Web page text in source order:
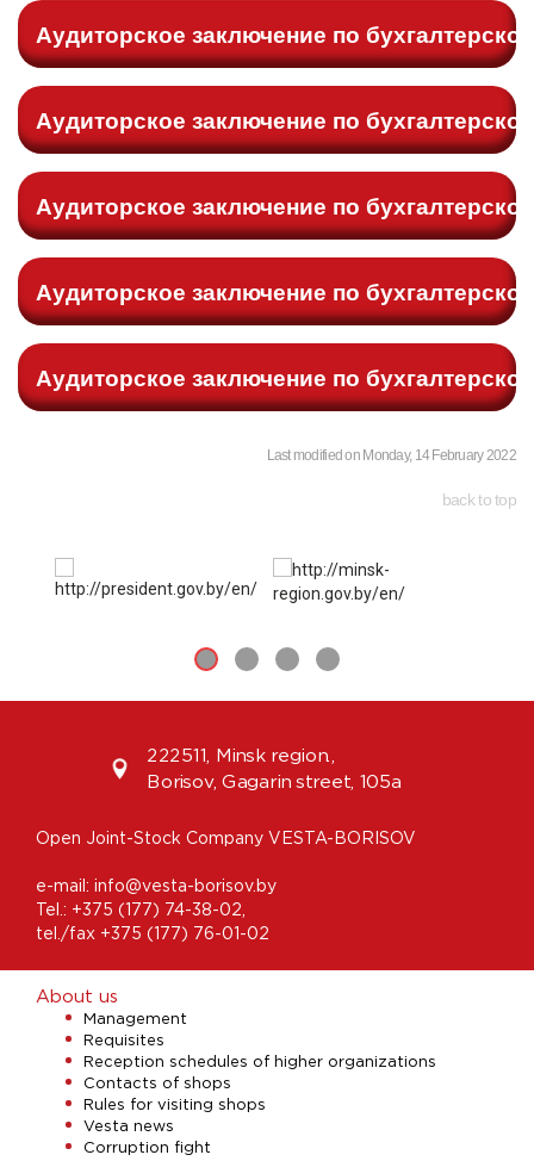
Last modified on Monday, 14 February 2022
back to top
222511, Minsk region.,
Borisov, Gagarin street, 105а
Open Joint-Stock Company VESTA-BORISOV
e-mail: info@vesta-borisov.by
Tel.: +375 (177) 74-38-02
tel./fax +375 (177) 76-01-02
About us
Management
Requisites
Reception schedules of higher organizations
Contacts of shops
Rules for visiting shops
Vesta news
Corruption fight